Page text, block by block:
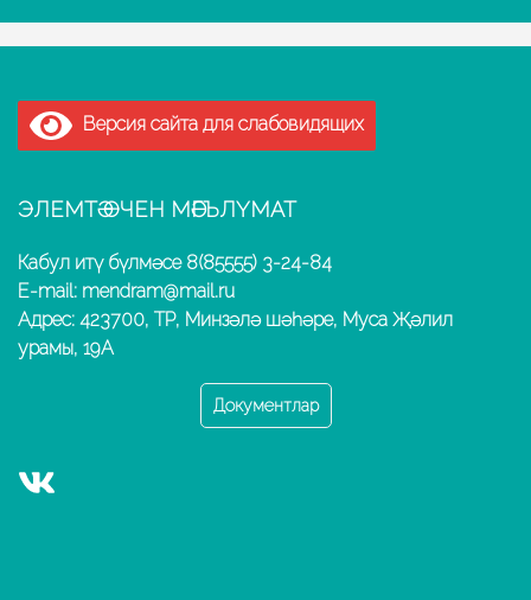
Версия сайта для слабовидящих
ЭЛЕМТӘ ӨЧЕН МӘГЪЛҮМАТ
Кабул итү бүлмәсе 8(85555) 3-24-84
E-mail: mendram@mail.ru
Адрес: 423700, ТР, Минзәлә шәһәре, Муса Җәлил
урамы, 19А
Документлар